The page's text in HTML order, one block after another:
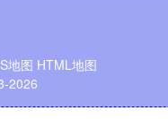
地图 HTML地图
2026